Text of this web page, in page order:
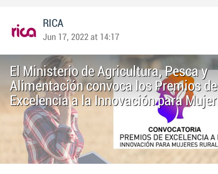
RICA
Jun 17, 2022 at 14:17
El Ministerio de Agricultura, Pesca y
Alimentación convoca los Premios de
Excelencia a la Innovación para